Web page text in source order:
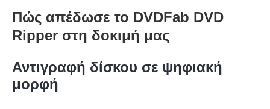
Πώς απέδωσε το DVDFab DVD
Ripper στη δοκιμή μας
Αντιγραφή δίσκου σε ψηφιακή
μορφή